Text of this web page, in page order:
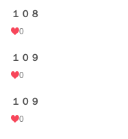
１０８
0
１０９
0
１０９
0